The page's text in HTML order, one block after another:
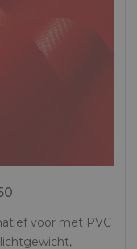
voor met PVC